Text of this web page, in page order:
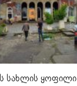
სახლის ყოფილი